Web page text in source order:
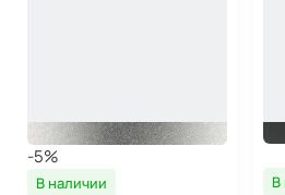
-5%
В наличии
В